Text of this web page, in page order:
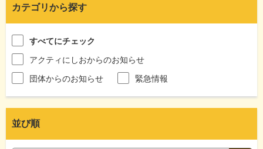
カテゴリから探す
すべてにチェック
アクティにしおからのお知らせ
団体からのお知らせ
緊急情報
並び順